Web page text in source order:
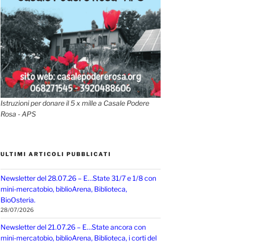
Istruzioni per donare il 5 x mille a Casale Podere
Rosa - APS
ULTIMI ARTICOLI PUBBLICATI
Newsletter del 28.07.26 – E…State 31/7 e 1/8 con
mini-mercatobio, biblioArena, Biblioteca,
BioOsteria.
28/07/2026
Newsletter del 21.07.26 – E…State ancora con
mini-mercatobio, biblioArena, Biblioteca, i corti del